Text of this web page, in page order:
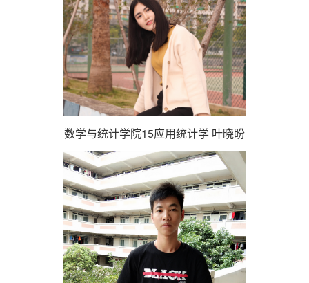
数学与统计学院15应用统计学 叶晓盼